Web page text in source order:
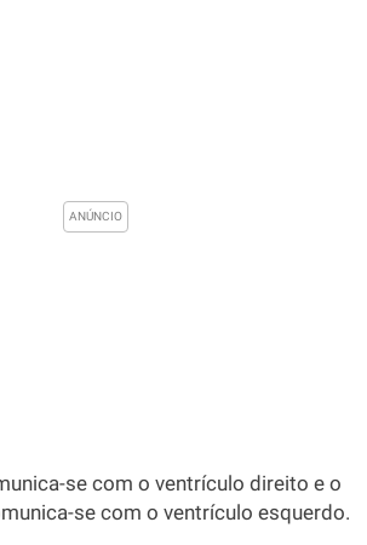
se com o ventrículo direito e o
se com o ventrículo esquerdo.